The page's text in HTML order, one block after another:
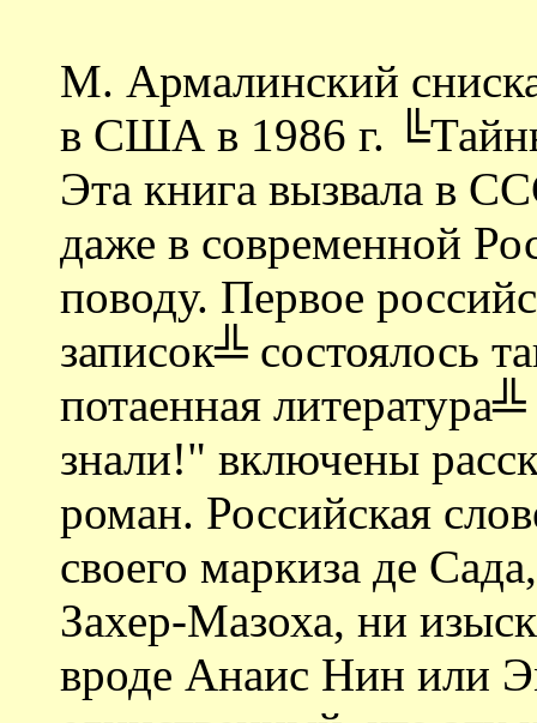
М. Армалинский
в США в 1986 г.
Эта книга вызвала в
даже в современной
поводу. Первое
записок╩ состоялось
потаенная
знали!" включены
роман. Российская
своего маркиза де
Захер-Мазоха, ни
вроде Анаис Нин или